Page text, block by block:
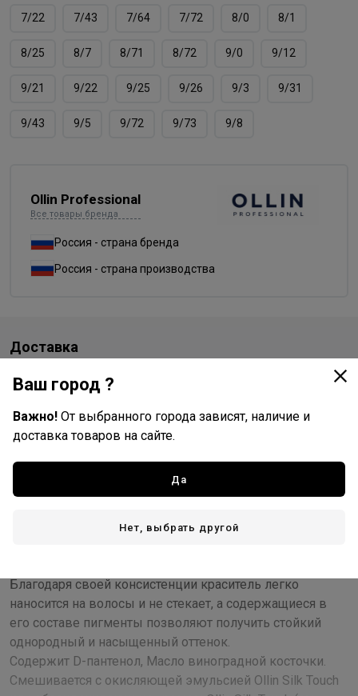
7/22 7/43 7/64 7/72 8/0 8/1
8/25 8/7 8/71 8/72 9/0 9/12
9/21 9/22 9/25 9/26 9/3 9/31
9/43 9/5 9/72 9/73 9/8
Ollin Professional
Все товары бренда
Россия - страна бренда
Россия - страна производства
Доставка
Стоимость и способы доставки будут доступны при
оформлении заказа.
В основе красителя Silk Touch лежит уникальная
виноградной косточки, что гарантирует максимально
Благодаря своей консистенции краситель легко
наносится на волосы и не стекает, а содержащиеся в
его составе пигменты позволяют получить стойкий
однородный и насыщенный оттенок.
Содержит D-пантенол, Масло виноградной косточки.
Смешивается с окисляющей эмульсией Ollin Silk Touch
Ваш город ?
Важно! От выбранного города зависят, наличие и
доставка товаров на сайте.
Да
Нет, выбрать другой